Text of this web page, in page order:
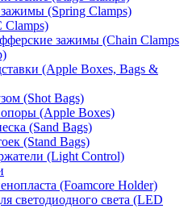
(Spring Clamps)
зажимы (Chain Clamps
(Apple Boxes, Bags &
(Shot Bags)
(Apple Boxes)
(Sand Bags)
(Stand Bags)
(Light Control)
(Foamcore Holder)
светодиодного света (LED